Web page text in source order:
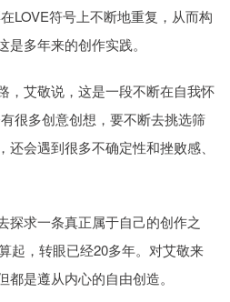
LOVE符号上不断地重复，从而构
多年来的创作实践。
，艾敬说，这是一段不断在自我怀
很多创意创想，要不断去挑选筛
会遇到很多不确定性和挫败感、
探求一条真正属于自己的创作之
起，转眼已经20多年。对艾敬来
是遵从内心的自由创造。